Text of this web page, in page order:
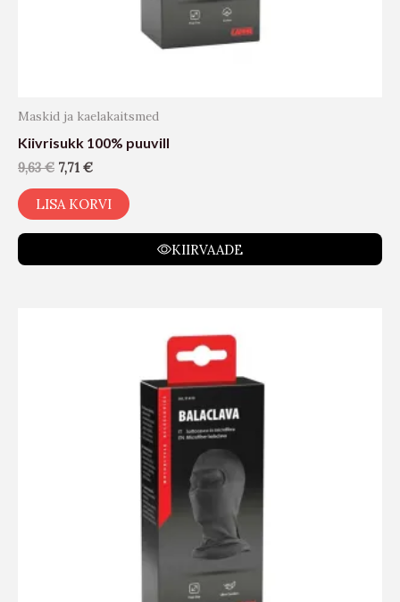
Maskid ja kaelakaitsmed
Kiivrisukk 100% puuvill
9,63€ 7,71 €
LISA KORVI
KIIRVAADE